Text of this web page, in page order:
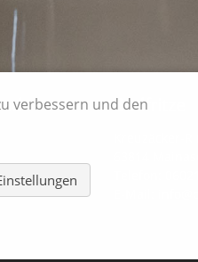
Badfritze
Kreuzäcker-
63814
verbessern und den